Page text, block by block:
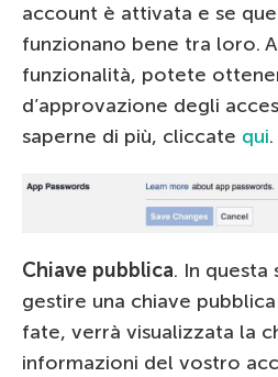
account è attivata e se
funzionano bene tra loro.
funzionalità, potete
d’approvazione degli
saperne di più, cliccate qui.
Chiave pubblica. In
gestire una chiave pubblica
fate, verrà visualizzata la
informazioni del vostro